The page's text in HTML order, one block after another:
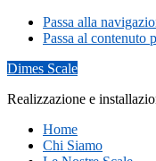
Passa alla
Passa al contenuto
Dimes Scale
Realizzazione e
Home
Chi Siamo